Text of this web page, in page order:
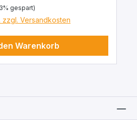
Preis:
gespart)
zzgl. Versandkosten
Warenkorb